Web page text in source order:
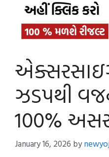
ઝડપથી
100%
January 16, 2026 by